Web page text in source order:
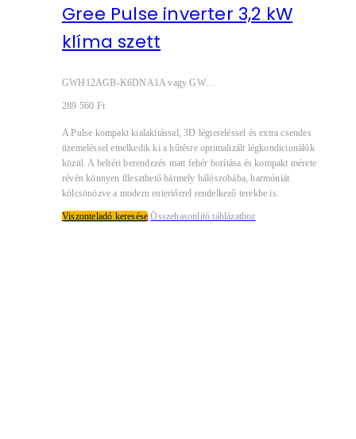
Gree Pulse inverter 3,2 kW
klíma szett
GWH12AGB-K6DNA1A vagy GWH12AGC-K6DNA1A
289 560 Ft
A Pulse kompakt kialakítással, 3D légtereléssel és extra csendes
üzemeléssel emelkedik ki a hűtésre optimalizált légkondicionálók
közül. A beltéri berendezés matt fehér borítása és kompakt mérete
révén könnyen illeszthető bármely hálószobába, harmóniát
kölcsönözve a modern enteriőrrel rendelkező terekbe is.
Viszonteladó keresése Összehasonlító táblázathoz